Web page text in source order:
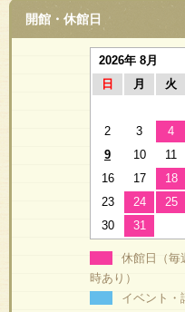
開館・休館日
2026年 8月
日
月 火
2
3 4
9
10 11
16
17 18
23
24 25
30
31
休館日（毎
時あり）
イベント・